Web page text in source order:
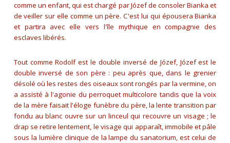
comme un enfant, qui est chargé par Józef de consoler Bianka et
de veiller sur elle comme un père. C'est lui qui épousera Bianka
et partira avec elle vers l'île mythique en compagnie des
esclaves libérés.
Tout comme Rodolf est le double inversé de Józef, Józef est le
double inversé de son père : peu après que, dans le grenier
désolé où les restes des oiseaux sont rongés par la vermine, on
a assisté à l'agonie du perroquet multicolore tandis que la voix
de la mère faisait l'éloge funèbre du père, la lente transition par
fondu au blanc ouvre sur un linceul qui recouvre un visage ; le
drap se retire lentement, le visage qui apparaît, immobile et pâle
sous la lumière clinique de la lampe du sanatorium, est celui de